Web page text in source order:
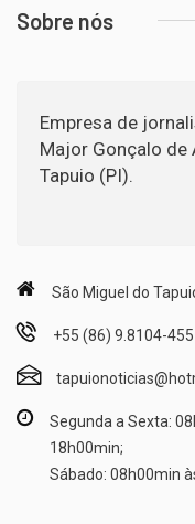
Sobre nós
Empresa de
Major Gonçalo de
Tapuio (PI).
São Miguel do
+55 (86) 9.8104-
Segunda a Sexta:
18h00min;
Sábado: 08h00min